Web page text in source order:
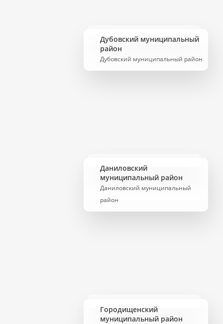
Дубовский муниципальный
район
Дубовский муниципальный район
Даниловский
муниципальный район
Даниловский муниципальный
район
Городищенский
муниципальный район